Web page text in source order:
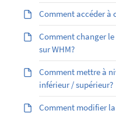
Comment accéder à
Comment changer le
sur WHM?
Comment mettre à
inférieur / supérieur?
Comment modifier